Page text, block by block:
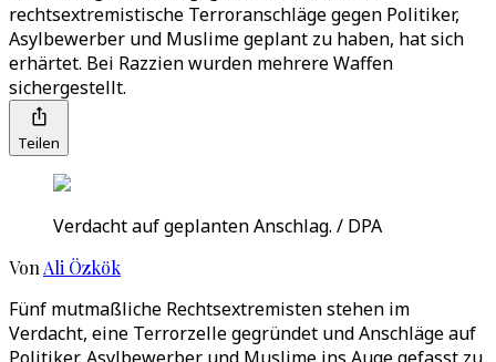
rechtsextremistische Terroranschläge gegen Politiker,
Asylbewerber und Muslime geplant zu haben, hat sich
erhärtet. Bei Razzien wurden mehrere Waffen
sichergestellt.
Teilen
Verdacht auf geplanten Anschlag. / DPA
Von Ali Özkök
Fünf mutmaßliche Rechtsextremisten stehen im
Verdacht, eine Terrorzelle gegründet und Anschläge auf